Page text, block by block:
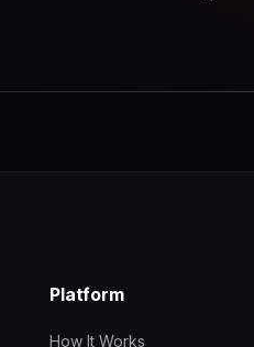
Platform
How It Works